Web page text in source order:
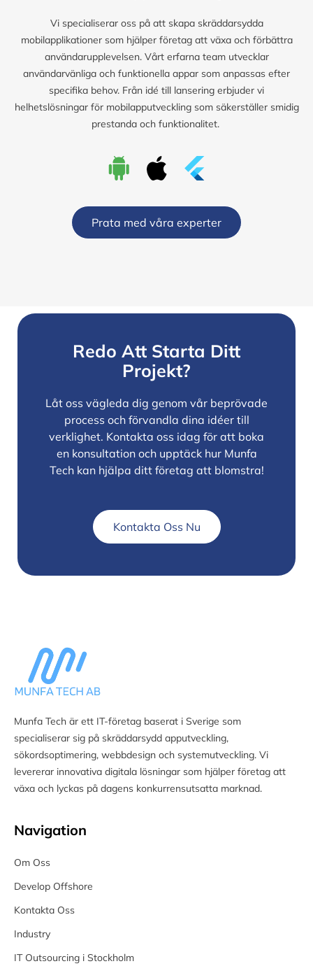
Vi specialiserar oss på att skapa skräddarsydda
mobilapplikationer som hjälper företag att växa och förbättra
användarupplevelsen. Vårt erfarna team utvecklar
användarvänliga och funktionella appar som anpassas efter
specifika behov. Från idé till lansering erbjuder vi
helhetslösningar för mobilapputveckling som säkerställer smidig
prestanda och funktionalitet.
Prata med våra experter
Redo Att Starta Ditt
Projekt?
Låt oss vägleda dig genom vår beprövade
process och förvandla dina idéer till
verklighet. Kontakta oss idag för att boka
en konsultation och upptäck hur Munfa
Tech kan hjälpa ditt företag att blomstra!
Kontakta Oss Nu
Munfa Tech är ett IT-företag baserat i Sverige som
specialiserar sig på skräddarsydd apputveckling,
sökordsoptimering, webbdesign och systemutveckling. Vi
levererar innovativa digitala lösningar som hjälper företag att
växa och lyckas på dagens konkurrensutsatta marknad.
Navigation
Om Oss
Develop Offshore
Kontakta Oss
Industry
IT Outsourcing i Stockholm